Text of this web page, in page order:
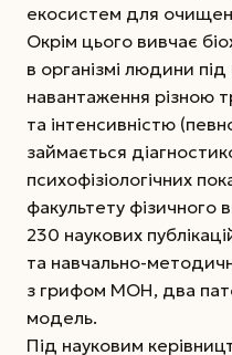
екосистем для
Окрім цього вивчає
в організмі людини
навантаження різною
та інтенсивністю
займається
психофізіологічних
факультету фізичного
230 наукових
та навчально-
з грифом МОН, два
модель.
Під науковим